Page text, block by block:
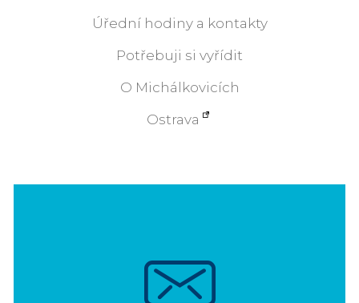
Úřední hodiny a kontakty
Potřebuji si vyřídit
O Michálkovicích
Ostrava